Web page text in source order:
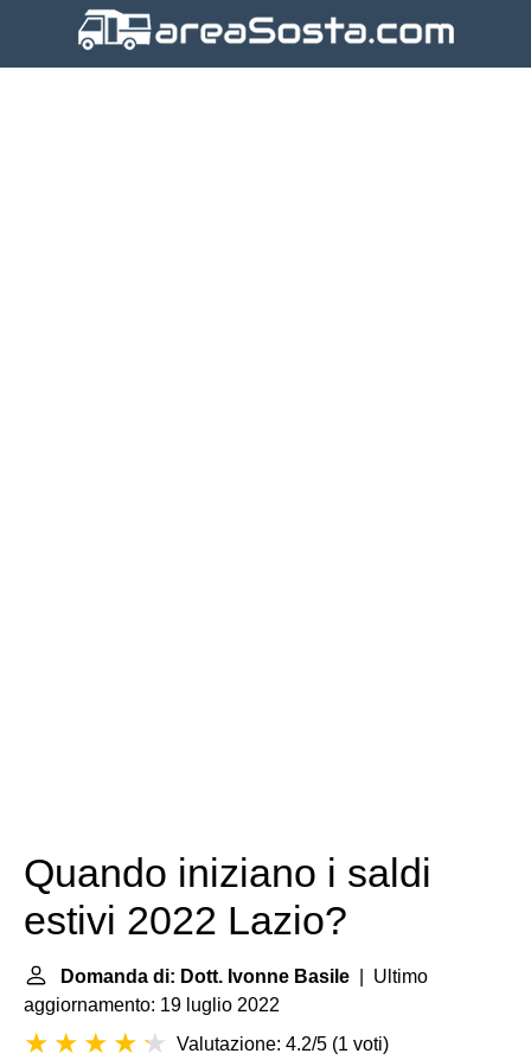
Quando iniziano i saldi
estivi 2022 Lazio?
Domanda di: Dott. Ivonne Basile | Ultimo
aggiornamento: 19 luglio 2022
Valutazione: 4.2/5 (1 voti)